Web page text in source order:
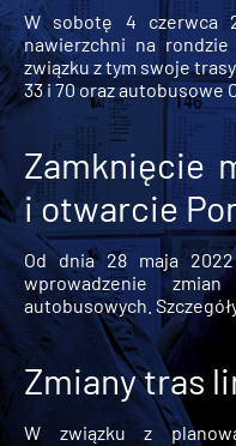
W sobotę 4 czerwca
nawierzchni na
związku z tym swoje
33 i 70 oraz autobusowe C,
Zamknięcie
i otwarcie
Od dnia 28 maja
wprowadzenie
autobusowych.
Zmiany tras
W związku z